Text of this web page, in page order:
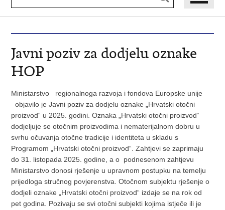
Javni poziv za dodjelu oznake
HOP
Ministarstvo regionalnoga razvoja i fondova Europske unije
objavilo je Javni poziv za dodjelu oznake „Hrvatski otočni
proizvod“ u 2025. godini. Oznaka „Hrvatski otočni proizvod“
dodjeljuje se otočnim proizvodima i nematerijalnom dobru u
svrhu očuvanja otočne tradicije i identiteta u skladu s
Programom „Hrvatski otočni proizvod“. Zahtjevi se zaprimaju
do 31. listopada 2025. godine, a o podnesenom zahtjevu
Ministarstvo donosi rješenje u upravnom postupku na temelju
prijedloga stručnog povjerenstva. Otočnom subjektu rješenje o
dodjeli oznake „Hrvatski otočni proizvod“ izdaje se na rok od
pet godina. Pozivaju se svi otočni subjekti kojima istječe ili je